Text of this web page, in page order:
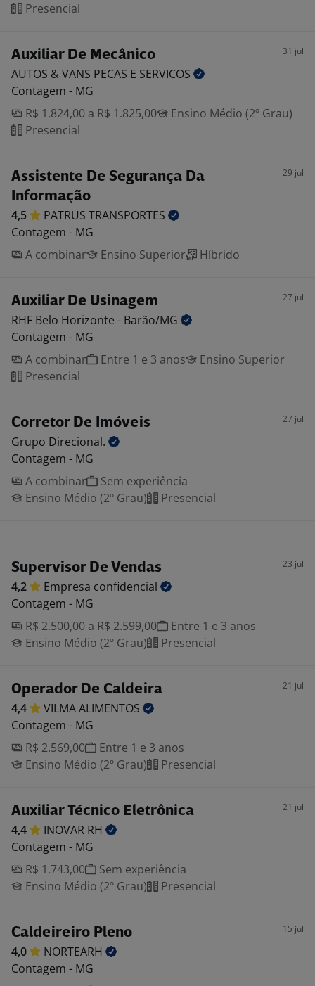
Presencial
Auxiliar De Mecânico 31 jul
AUTOS & VANS PECAS E SERVICOS
Contagem - MG
R$ 1.824,00 a R$ 1.825,00
Ensino Médio (2º Grau)
Presencial
Assistente De Segurança Da
Informação
29 jul
4,5 PATRUS TRANSPORTES
Contagem - MG
A combinar
Ensino Superior Híbrido
Auxiliar De Usinagem 27 jul
RHF Belo Horizonte - Barão/MG
Contagem - MG
A combinar
Entre 1 e 3 anos
Ensino Superior
Presencial
Corretor De Imóveis 27 jul
Grupo Direcional.
Contagem - MG
A combinar
Sem experiência
Ensino Médio (2º Grau)
Presencial
Supervisor De Vendas 23 jul
4,2 Empresa confidencial
Contagem - MG
R$ 2.500,00 a R$ 2.599,00
Entre 1 e 3 anos
Ensino Médio (2º Grau)
Presencial
Operador De Caldeira 21 jul
4,4 VILMAALIMENTOS
Contagem - MG
R$ 2.569,00
Entre 1 e 3 anos
Ensino Médio (2º Grau)
Presencial
Auxiliar Técnico Eletrônica 21 jul
4,4 INOVAR RH
Contagem - MG
R$ 1.743,00
Sem experiência
Ensino Médio (2º Grau)
Presencial
Caldeireiro Pleno 15 jul
4,0
NORTEARH
Contagem - MG